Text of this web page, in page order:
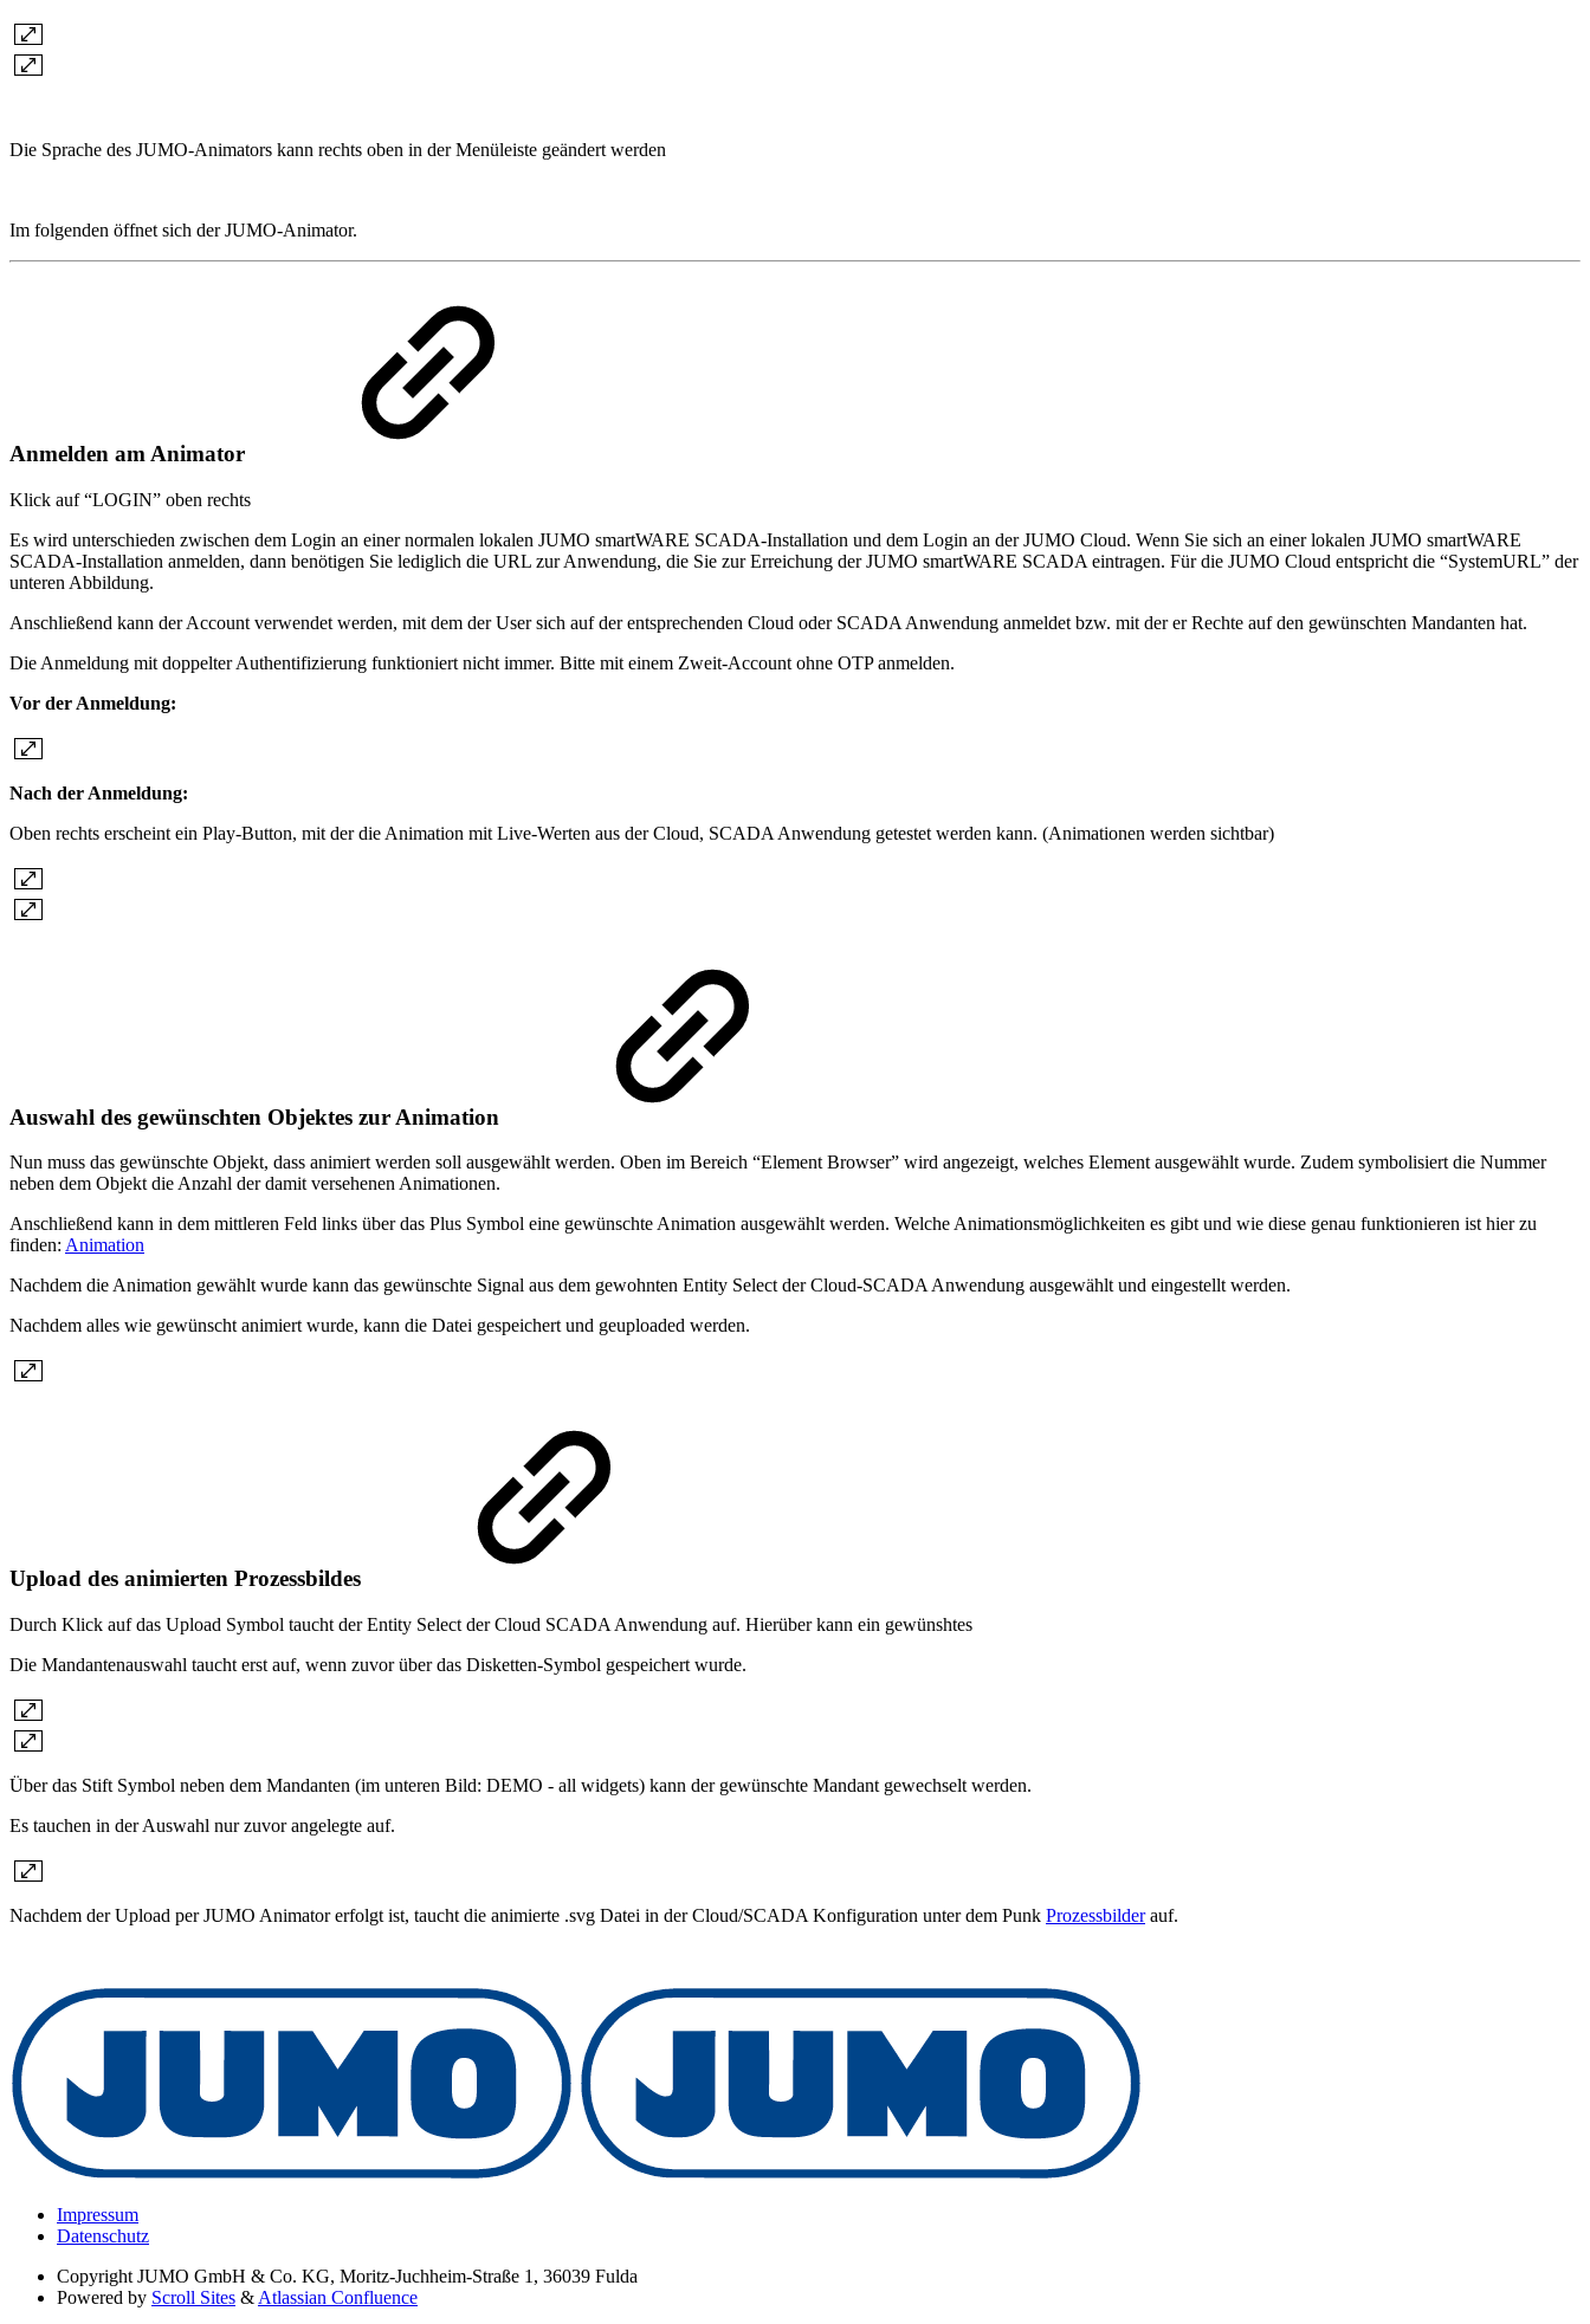
Die Sprache des JUMO-Animators kann rechts oben in der Menüleiste geändert werden
Im folgenden öffnet sich der JUMO-Animator.
Anmelden am Animator
Klick auf “LOGIN” oben rechts
Es wird unterschieden zwischen dem Login an einer normalen lokalen JUMO smartWARE SCADA-Installation und dem Login an der JUMO Cloud. Wenn Sie sich an einer lokalen JUMO smartWARE
SCADA-Installation anmelden, dann benötigen Sie lediglich die URL zur Anwendung, die Sie zur Erreichung der JUMO smartWARE SCADA eintragen. Für die JUMO Cloud entspricht die “SystemURL” der
unteren Abbildung.
Anschließend kann der Account verwendet werden, mit dem der User sich auf der entsprechenden Cloud oder SCADA Anwendung anmeldet bzw. mit der er Rechte auf den gewünschten Mandanten hat.
Die Anmeldung mit doppelter Authentifizierung funktioniert nicht immer. Bitte mit einem Zweit-Account ohne OTP anmelden.
Vor der Anmeldung:
Nach der Anmeldung:
Oben rechts erscheint ein Play-Button, mit der die Animation mit Live-Werten aus der Cloud, SCADA Anwendung getestet werden kann. (Animationen werden sichtbar)
Auswahl des gewünschten Objektes zur Animation
Nun muss das gewünschte Objekt, dass animiert werden soll ausgewählt werden. Oben im Bereich “Element Browser” wird angezeigt, welches Element ausgewählt wurde. Zudem symbolisiert die Nummer
neben dem Objekt die Anzahl der damit versehenen Animationen.
Anschließend kann in dem mittleren Feld links über das Plus Symbol eine gewünschte Animation ausgewählt werden. Welche Animationsmöglichkeiten es gibt und wie diese genau funktionieren ist hier zu
finden: Animation
Nachdem die Animation gewählt wurde kann das gewünschte Signal aus dem gewohnten Entity Select der Cloud-SCADA Anwendung ausgewählt und eingestellt werden.
Nachdem alles wie gewünscht animiert wurde, kann die Datei gespeichert und geuploaded werden.
Upload des animierten Prozessbildes
Durch Klick auf das Upload Symbol taucht der Entity Select der Cloud SCADA Anwendung auf. Hierüber kann ein gewünshtes
Die Mandantenauswahl taucht erst auf, wenn zuvor über das Disketten-Symbol gespeichert wurde.
Über das Stift Symbol neben dem Mandanten (im unteren Bild: DEMO - all widgets) kann der gewünschte Mandant gewechselt werden.
Es tauchen in der Auswahl nur zuvor angelegte auf.
Nachdem der Upload per JUMO Animator erfolgt ist, taucht die animierte .svg Datei in der Cloud/SCADA Konfiguration unter dem Punk Prozessbilderauf.
Impressum
Datenschutz
Copyright JUMO GmbH & Co. KG, Moritz-Juchheim-Straße 1, 36039 Fulda
Powered by Scroll Sites & Atlassian Confluence